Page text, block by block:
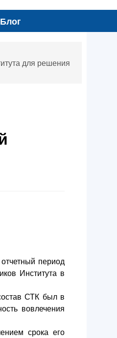
Блог
для решения
период
Института в
СТК был в
вовлечения
срока его